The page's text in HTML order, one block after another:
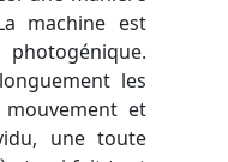
machine est
les
et
une toute